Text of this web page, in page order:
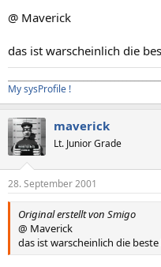
@ Maverick
das ist warscheinlich die
My sysProfile !
maverick
Lt. Junior Grade
28. September 2001
Original erstellt von Smigo
@ Maverick
das ist warscheinlich die